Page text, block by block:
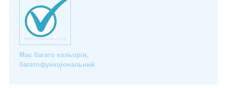
Має багато кольорів,
багатофункціональний